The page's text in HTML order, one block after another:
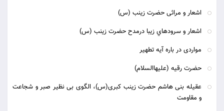
اشعار و مراثی حضرت زینب (س)
اشعار و سرودهاي زيبا درمدح حضرت زينب (س)
مواردی در باره آیه تطهیر
حضرت رقیه (علیهاالسلام)
عقیله بنی هاشم حضرت زینب کبری(س)، الگوی بی نظیر صبر و شجاعت
و مقاومت